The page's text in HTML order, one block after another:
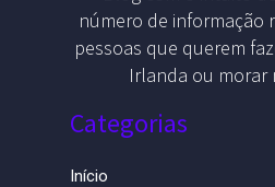
número de informação
pessoas que querem
Irlanda ou morar
Categorias
Início